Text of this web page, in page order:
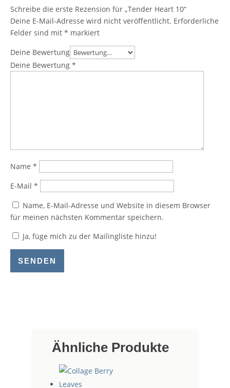
Schreibe die erste Rezension für „Tender Heart 10“
Deine E-Mail-Adresse wird nicht veröffentlicht. Erforderliche
Felder sind mit * markiert
Deine Bewertung
Deine Bewertung *
Name *
E-Mail *
Name, E-Mail-Adresse und Website in diesem Browser
für meinen nächsten Kommentar speichern.
Ja, füge mich zu der Mailingliste hinzu!
SENDEN
Ähnliche Produkte